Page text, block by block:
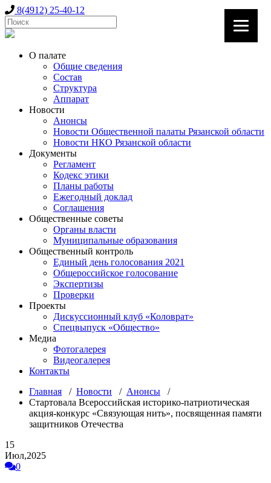
8(4912) 25-40-12
О палате
Общие сведения
Состав
Структура
Аппарат
Новости
Анонсы
Новости Общественной палаты Рязанской области
Новости НКО Рязанской области
Документы
Регламент
Кодекс этики
Планы работы
Ежегодный доклад
Соглашения
Общественные советы
Органы власти
Муниципальные образования
Общественный контроль
Единый день голосования 2021
Общероссийское голосование
Экспертизы
Проверки
Проекты
Дискуссионный клуб «Коловрат»
Спецвыпуск «Общество»
Медиа
Фотогалерея
Видеогалерея
Контакты
Главная / Новости / Анонсы /
Стартовала Всероссийская историко-патриотическая
акция-конкурс «Связующая нить», посвященная памяти
защитников Отечества
15
Июл,2025
0